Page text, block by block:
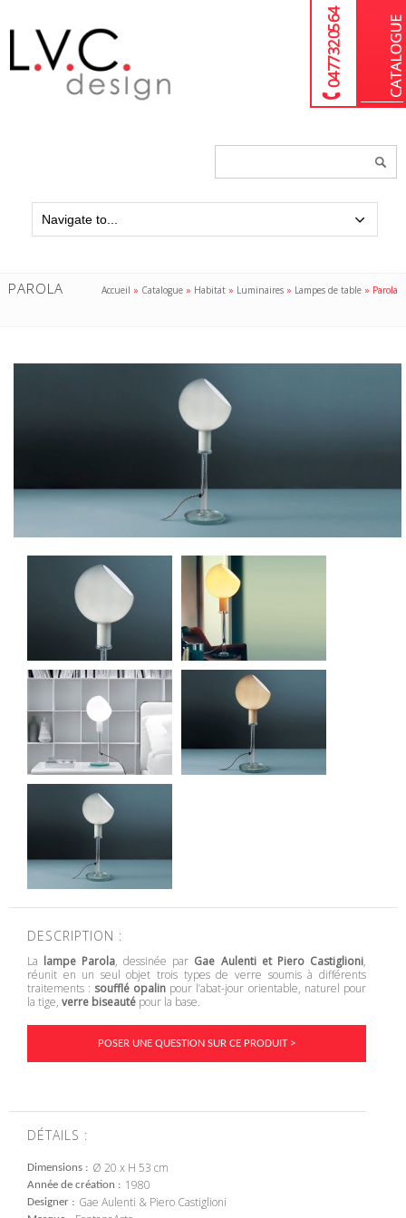
04 77 32 05 64
PAROLA Accueil » Catalogue » Habitat » Luminaires » Lampes de table » Parola
DESCRIPTION :
La lampe Parola, dessinée par Gae Aulenti et Piero Castiglioni,
réunit en un seul objet trois types de verre soumis à différents
traitements : soufflé opalin pour l’abat-jour orientable, naturel pour
la tige, verre biseauté pour la base.
POSER UNE QUESTION SUR CE PRODUIT >
DÉTAILS :
Dimensions Ø 20 x H 53 cm
Année de création 1980
Designer Gae Aulenti & Piero Castiglioni